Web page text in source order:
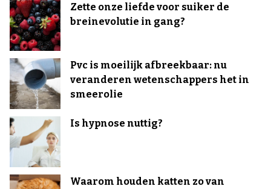
Zette onze liefde voor suiker de
breinevolutie in gang?
Pvc is moeilijk afbreekbaar: nu
veranderen wetenschappers het in
smeerolie
Is hypnose nuttig?
Waarom houden katten zo van